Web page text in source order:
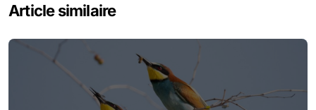
Article similaire